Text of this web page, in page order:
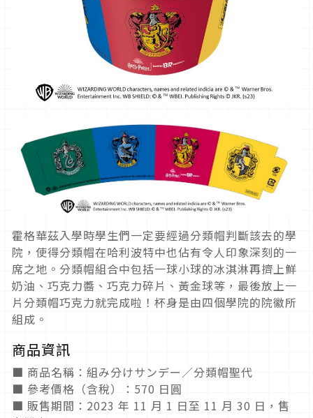
霍格華茲入學時學生們一定要經過分類帽判斷該去的學
院，使得分類帽在哈利波特中也佔有令人印象深刻的一
席之地。分類帽組合中包括一球小球的冰淇淋再擠上鮮
奶油、巧克力醬、巧克力碎片、黃金球等，最後放上一
片分類帽巧克力就完成啦！杯身是由四個學院的院徽所
組成。
商品資訊
■ 商品名稱：組み分けサンデー／分類帽聖代
■ 參考價格（含稅）：570 日圓
■ 販售期間：2023 年 11 月 1 日至 11 月 30 日，售